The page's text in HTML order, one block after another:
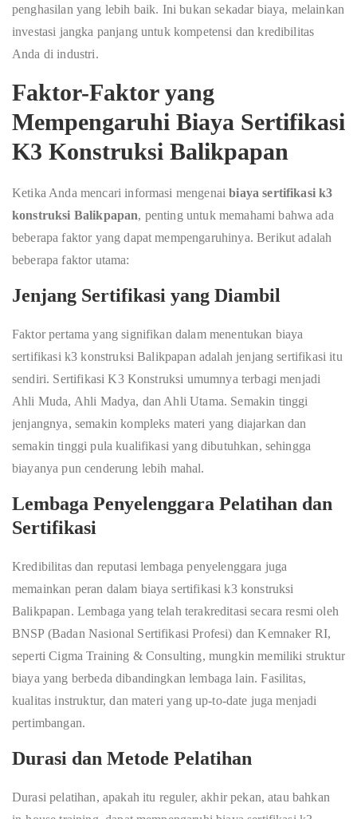
penghasilan yang lebih baik. Ini bukan sekadar biaya, melainkan
investasi jangka panjang untuk kompetensi dan kredibilitas
Anda di industri.
Faktor-Faktor yang
Mempengaruhi Biaya Sertifikasi
K3 Konstruksi Balikpapan
Ketika Anda mencari informasi mengenaibiaya sertifikasi k3
konstruksi Balikpapan, penting untuk memahami bahwa ada
beberapa faktor yang dapat mempengaruhinya. Berikut adalah
beberapa faktor utama:
Jenjang Sertifikasi yang Diambil
Faktor pertama yang signifikan dalam menentukan biaya
sertifikasi k3 konstruksi Balikpapan adalah jenjang sertifikasi itu
sendiri. Sertifikasi K3 Konstruksi umumnya terbagi menjadi
Ahli Muda, Ahli Madya, dan Ahli Utama. Semakin tinggi
jenjangnya, semakin kompleks materi yang diajarkan dan
semakin tinggi pula kualifikasi yang dibutuhkan, sehingga
biayanya pun cenderung lebih mahal.
Lembaga Penyelenggara Pelatihan dan
Sertifikasi
Kredibilitas dan reputasi lembaga penyelenggara juga
memainkan peran dalam biaya sertifikasi k3 konstruksi
Balikpapan. Lembaga yang telah terakreditasi secara resmi oleh
BNSP (Badan Nasional Sertifikasi Profesi) dan Kemnaker RI,
seperti Cigma Training & Consulting, mungkin memiliki struktur
biaya yang berbeda dibandingkan lembaga lain. Fasilitas,
kualitas instruktur, dan materi yang up-to-date juga menjadi
pertimbangan.
Durasi dan Metode Pelatihan
Durasi pelatihan, apakah itu reguler, akhir pekan, atau bahkan